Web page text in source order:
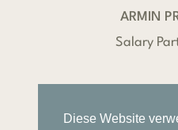
Diese Website
ARMIN
Salary